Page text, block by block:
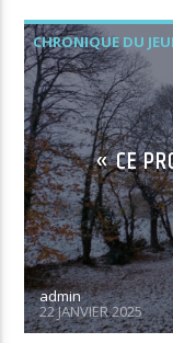
CHRONIQUE DU
« CE
admin
22 JANVIER 2025